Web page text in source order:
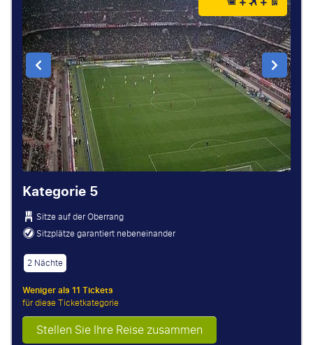
Kategorie 5
Sitze auf der Oberrang
Sitzplätze garantiert nebeneinander
2 Nächte
Weniger als 11 Tickets
für diese Ticketkategorie
Stellen Sie Ihre Reise zusammen